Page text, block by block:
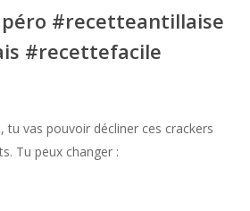
tu vas pouvoir décliner ces crackers
Tu peux changer :